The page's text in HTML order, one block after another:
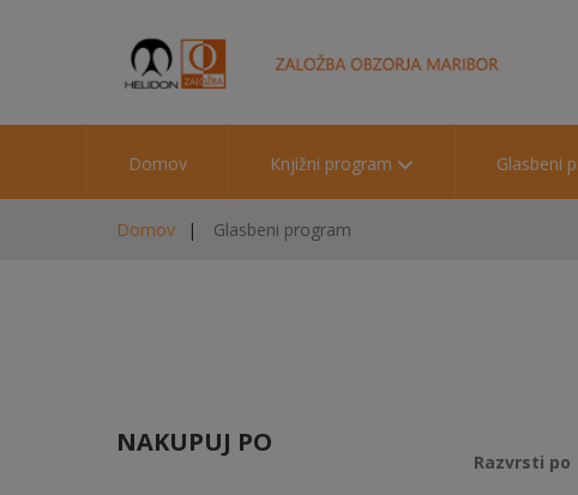
Domov Knjižni program Glasbeni
Domov Glasbeni program
Razvrsti po
NAKUPUJ PO